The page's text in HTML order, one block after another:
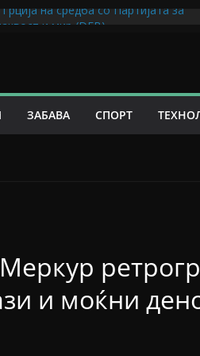
на средба со Партијата за
смртници“ од Оливер
да им се посветите на
ЗАБАВА СПОРТ
и моќни